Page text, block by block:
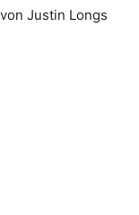
Justin Longs